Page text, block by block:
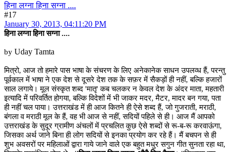
हिना लग्ना हिना सग्ना ....
#17
January 30, 2013, 04:11:20 PM
हिना लग्ना हिना सग्ना ....
by Uday Tamta
मित्रो, आज तो हमारे पास भाषा के संचरण के लिए अनेकानेक साधन उपलव्ध हैं, परन्तु
पूर्वकाल में भाषा ने एक देश से दूसरे देश तक के सफ़र में सैकड़ों ही नहीं, बल्कि हजारों
साल लगाये। मूल संस्कृत शब्द 'मातृ' कब चलकर न केवल देश के अंदर माता, महतारी
इत्यादि में परिवर्तित होगया, बल्कि विदेशों में भी जाकर मदर, मैटर, मादर बन गया, पता
ही नहीं चल पाया। उत्तराखंड में ही आज कितने ही ऐसे शब्द हैं, जो गुजराती, मराठी,
बंगला व मराठी मूल के हैं, वह भी आज से नहीं, सदियों पहिले से ही। आज मैं आपको
उत्तराखंड के सुदूर ग्रामीण अंचलों में प्रचलित कुछ ऐसे शब्दों से रू-ब-रू करवाऊंगा,
जिसका अर्थ जाने बिना ही लोग सदियों से इनका प्रयोग कर रहे हैं। मैं बचपन से ही
शुभ अवसरों पर महिलाओं द्वारा गाये जाने वाले एक बहुत मधुर सगुन गीत सुनता रहा था,